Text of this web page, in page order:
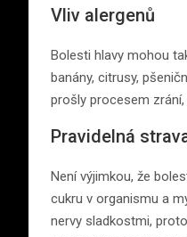
Vliv alergenů
Bolesti hlavy mohou
banány, citrusy,
prošly procesem
Pravidelná
Není výjimkou, že
cukru v organismu a
nervy sladkostmi,